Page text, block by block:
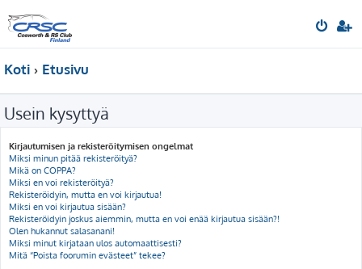
Koti Etusivu
Usein kysyttyä
Kirjautumisen ja rekisteröitymisen ongelmat
Miksi minun pitää rekisteröityä?
Mikä on COPPA?
Miksi en voi rekisteröityä?
Rekisteröidyin, mutta en voi kirjautua!
Miksi en voi kirjautua sisään?
Rekisteröidyin joskus aiemmin, mutta en voi enää kirjautua sisään?!
Olen hukannut salasanani!
Miksi minut kirjataan ulos automaattisesti?
Mitä “Poista foorumin evästeet” tekee?